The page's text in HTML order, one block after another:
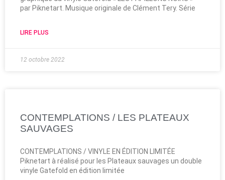
par Piknetart. Musique originale de Clément Tery. Série
LIRE PLUS
12 octobre 2022
CONTEMPLATIONS / LES PLATEAUX
SAUVAGES
CONTEMPLATIONS / VINYLE EN ÉDITION LIMITÉE
Piknetart à réalisé pour les Plateaux sauvages un double
vinyle Gatefold en édition limitée